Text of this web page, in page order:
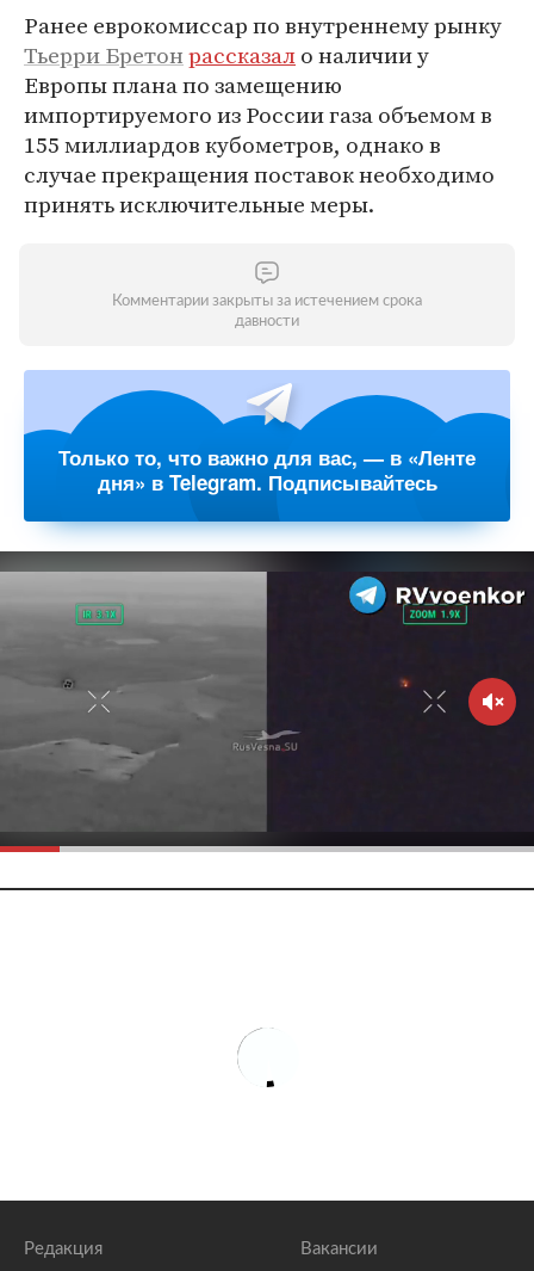
Ранее еврокомиссар по внутреннему рынку
Тьерри Бретонрассказало наличии у
Европы плана по замещению
импортируемого из России газа объемом в
155 миллиардов кубометров, однако в
случае прекращения поставок необходимо
принять исключительные меры.
Комментарии закрыты за истечением срока
давности
Только то, что важно для вас, — в «Ленте
дня» в Telegram. Подписывайтесь
Редакция Вакансии